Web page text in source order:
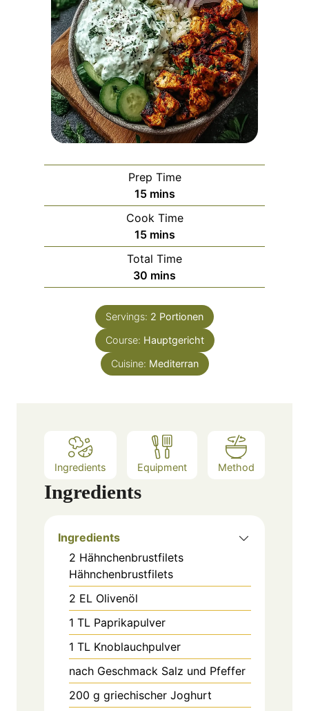
Prep Time
15m
i
n
u
t
e
s
mins
Cook Time
15m
i
n
u
e
s
mins
Total Time
30 m
i
n
u
t
e
s
mins
Servings: 2 Portionen
Course: Hauptgericht
Cuisine: Mediterran
Ingredients Equipment Method
Ingredients
Ingredients
2 Hähnchenbrustfilets
Hähnchenbrustfilets
2 EL Olivenöl
1 TL Paprikapulver
1 TL Knoblauchpulver
nach Geschmack Salz und Pfeffer
200 g griechischer Joghurt